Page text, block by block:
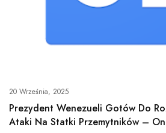
20 Września, 2025
Prezydent Wenezueli Gotów Do
Ataki Na Statki Przemytników –